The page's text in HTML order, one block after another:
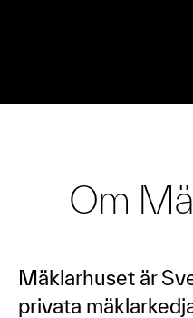
Om
Mäklarhuset är
privata